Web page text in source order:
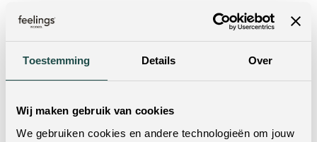
Toestemming Details Over
Wij maken gebruik van cookies
We gebruiken cookies en andere technologieën om jouw
Wil je dit product in het echt zien?
bekijken. Met vestigingen door heel Nederland & België
is er altijd een winkel bij jou in de buurt! Door je
vind je met één klik de dichtstbijzijnde winkels.